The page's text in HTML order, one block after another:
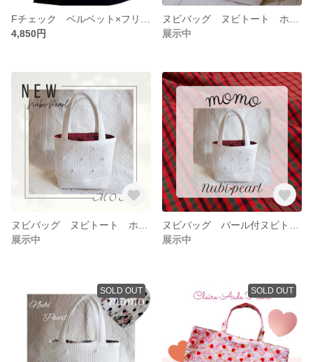
4,850円
展示中
展示中
展示中
SOLD OUT SOLD OUT